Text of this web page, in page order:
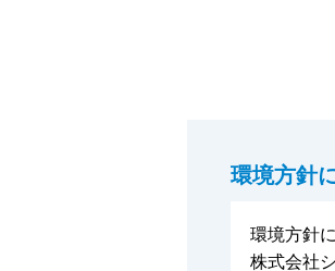
環境方針
環境方針
株式会社